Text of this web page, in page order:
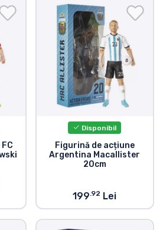
Disponibil
Figurină de acțiune
Argentina Macallister
20cm
199.92 Lei